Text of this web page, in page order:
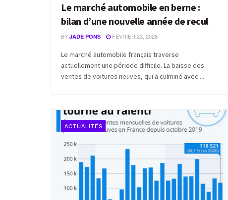
Le marché automobile en berne :
bilan d’une nouvelle année de recul
BY JADE PONS FÉVRIER 23, 2026
Le marché automobile français traverse
actuellement une période difficile. La baisse des
ventes de voitures neuves, qui a culminé avec ...
ACTUALITÉS